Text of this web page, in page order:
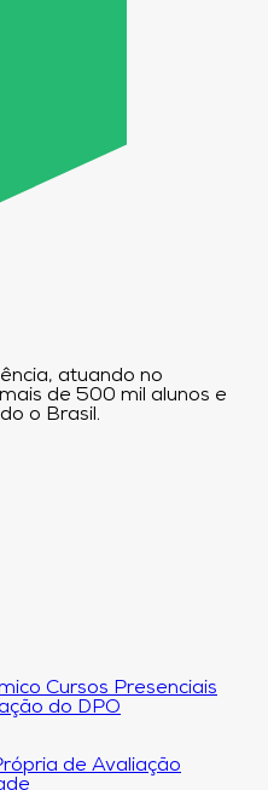
atuando no
de 500 mil alunos e
o Brasil.
Cursos Presenciais
do DPO
de Avaliação